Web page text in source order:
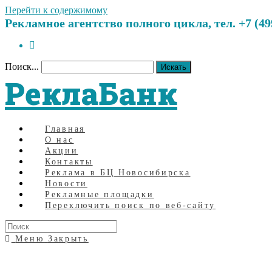
Перейти к содержимому
Рекламное агентство полного цикла, тел. +7
Поиск... Искать
РеклаБанк
Главная
О нас
Акции
Контакты
Реклама в БЦ Новосибирска
Новости
Рекламные площадки
Переключить поиск по веб-сайту
Меню Закрыть